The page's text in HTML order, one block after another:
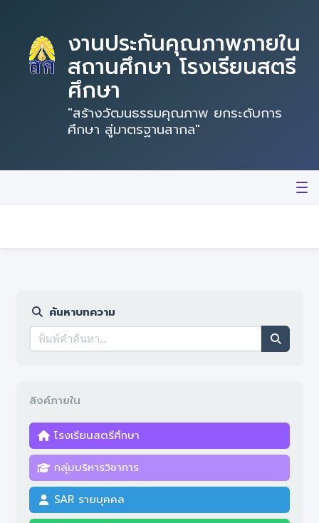
งานประกันคุณภาพภายใน
สถานศึกษา โรงเรียนสตรี
ศึกษา
"สร้างวัฒนธรรมคุณภาพ ยกระดับการ
ศึกษา สู่มาตรฐานสากล"
โครงสร้างบริหาร
ประกาศใช้มาตรฐานการศึกษา
ค้นหาบทความ
ลิงค์ภายใน
โรงเรียนสตรีศึกษา
กลุ่มบริหารวิชาการ
SAR รายบุคคล